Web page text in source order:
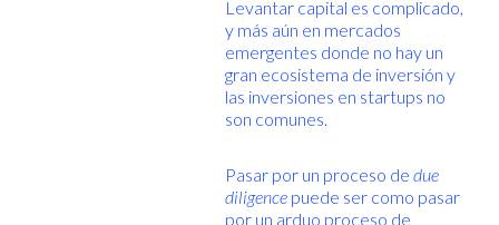
Levantar capital es complicado,
y más aún en mercados
emergentes donde no hay un
gran ecosistema de inversión y
las inversiones en startups no
son comunes.
Pasar por un proceso dedue
diligence puede ser como pasar
por un arduo proceso de